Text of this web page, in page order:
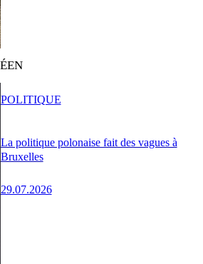
La politique polonaise fait des vagues à
Bruxelles
29.07.2026
POLITIQUE